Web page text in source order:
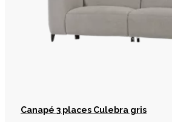
Canapé 3 places Culebra gris